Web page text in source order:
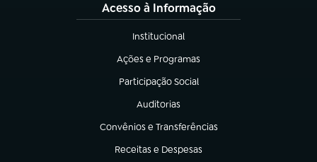
Acesso à Informação
Institucional
(abre em nova aba)
Ações e Programas
(abre em nova aba)
Participação Social
(abre em nova aba)
Auditorias
(abre em nova aba)
Convênios e Transferências
(abre em nova aba)
Receitas e Despesas
(abre em nova aba)